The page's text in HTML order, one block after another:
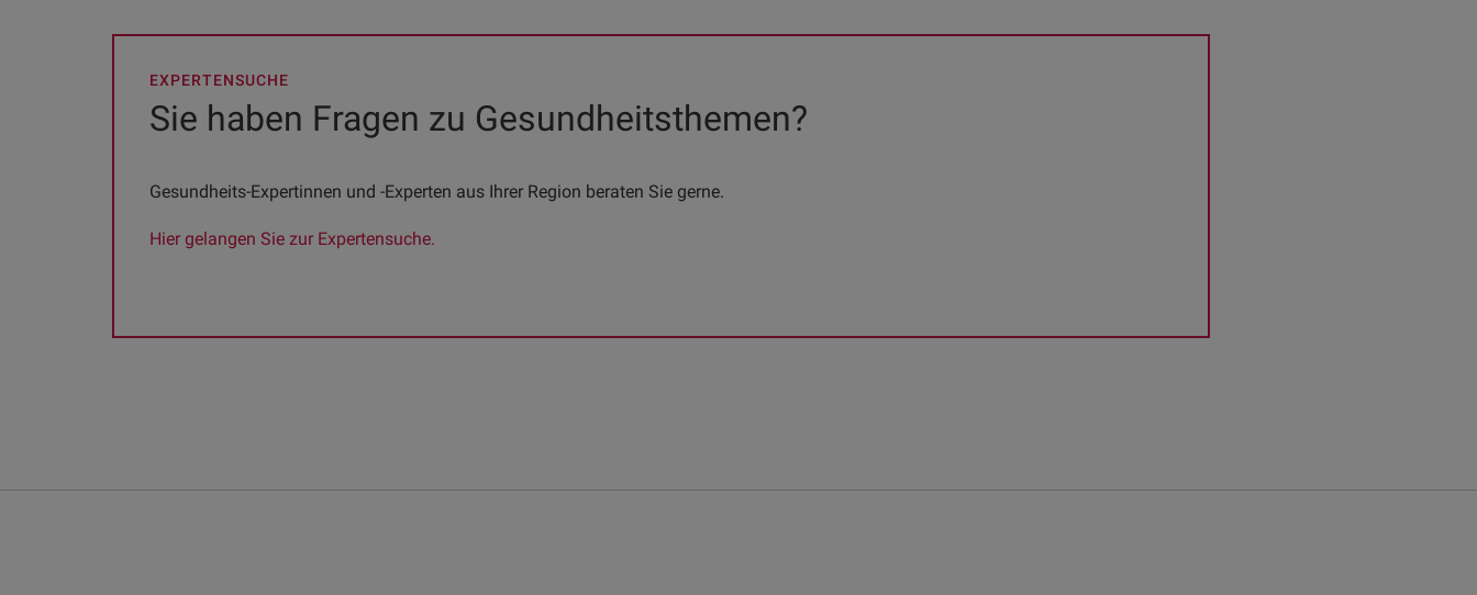
EXPERTENSUCHE
Sie haben Fragen zu Gesundheitsthemen?
Gesundheits-Expertinnen und -Experten aus Ihrer Region beraten Sie gerne.
Hier gelangen Sie zur Expertensuche.